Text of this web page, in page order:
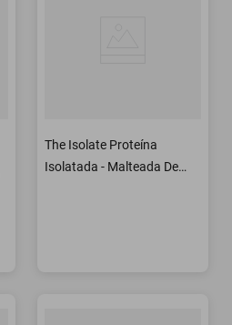
The Isolate Proteína
Isolatada - Malteada De